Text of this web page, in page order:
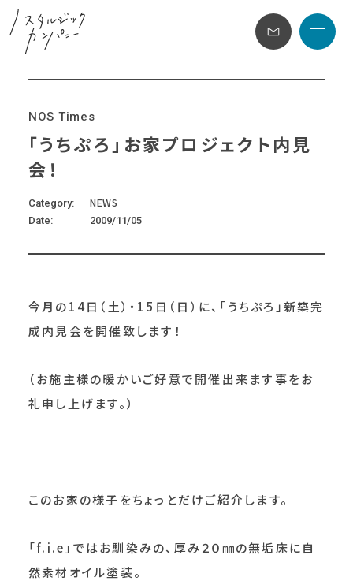
メニ
NOS Times
「うちぷろ」お家プロジェクト内見
会！
Category NEWS
Date 2009/11/05
今月の14日（土）・15日（日）に、「うちぷろ」新築完
成内見会を開催致します！
（お施主様の暖かいご好意で開催出来ます事をお
礼申し上げます。）
このお家の様子をちょっとだけご紹介します。
「f.i.e」ではお馴染みの、厚み２０㎜の無垢床に自
然素材オイル塗装。